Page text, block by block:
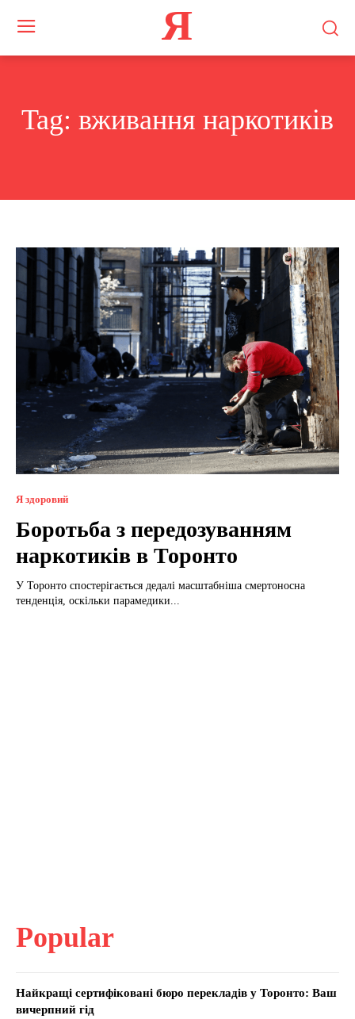
Я
Tag: вживання наркотиків
Я здоровий
Боротьба з передозуванням
наркотиків в Торонто
У Торонто спостерігається дедалі масштабніша смертоносна
тенденція, оскільки парамедики...
Popular
Найкращі сертифіковані бюро перекладів у Торонто: Ваш
вичерпний гід